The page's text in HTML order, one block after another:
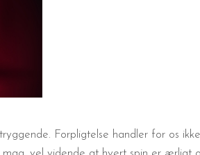
Forpligtelse handler for os